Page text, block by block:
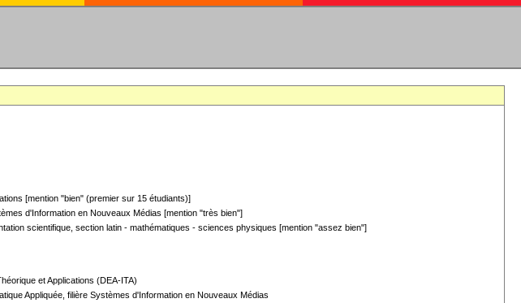
[mention "bien" (premier sur 15 étudiants)]
d'Information en Nouveaux Médias [mention "très bien"]
scientifique, section latin - mathématiques - sciences physiques [mention "assez bien"]
et Applications (DEA-ITA)
Appliquée, filière Systèmes d'Information en Nouveaux Médias